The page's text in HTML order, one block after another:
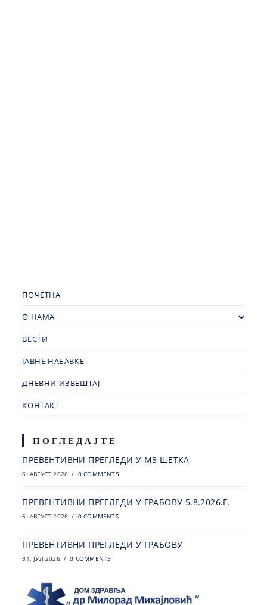
ПОЧЕТНА
О НАМА
ВЕСТИ
ЈАВНЕ НАБАВКЕ
ДНЕВНИ ИЗВЕШТАЈ
КОНТАКТ
ПОГЛЕДАЈТЕ
ПРЕВЕНТИВНИ ПРЕГЛЕДИ У МЗ ШЕТКА
6. АВГУСТ 2026. / 0 COMMENTS
ПРЕВЕНТИВНИ ПРЕГЛЕДИ У ГРАБОВУ 5.8.2026.Г.
6. АВГУСТ 2026. / 0 COMMENTS
ПРЕВЕНТИВНИ ПРЕГЛЕДИ У ГРАБОВУ
31. ЈУЛ 2026. / 0 COMMENTS